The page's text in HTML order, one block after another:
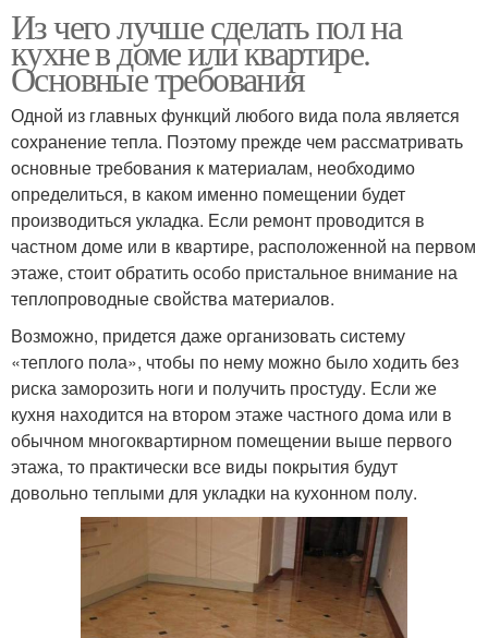
Из чего лучше сделать пол на
кухне в доме или квартире.
Основные требования
Одной из главных функций любого вида пола является
сохранение тепла. Поэтому прежде чем рассматривать
основные требования к материалам, необходимо
определиться, в каком именно помещении будет
производиться укладка. Если ремонт проводится в
частном доме или в квартире, расположенной на первом
этаже, стоит обратить особо пристальное внимание на
теплопроводные свойства материалов.
Возможно, придется даже организовать систему
«теплого пола», чтобы по нему можно было ходить без
риска заморозить ноги и получить простуду. Если же
кухня находится на втором этаже частного дома или в
обычном многоквартирном помещении выше первого
этажа, то практически все виды покрытия будут
довольно теплыми для укладки на кухонном полу.